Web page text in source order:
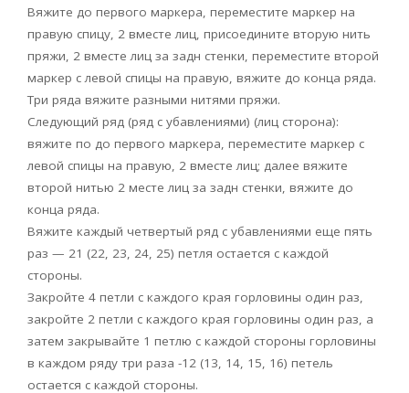
Вяжите до первого маркера, переместите маркер на
правую спицу, 2 вместе лиц, присоедините вторую нить
пряжи, 2 вместе лиц за задн стенки, переместите второй
маркер с левой спицы на правую, вяжите до конца ряда.
Три ряда вяжите разными нитями пряжи.
Следующий ряд (ряд с убавлениями) (лиц сторона):
вяжите по до первого маркера, переместите маркер с
левой спицы на правую, 2 вместе лиц; далее вяжите
второй нитью 2 месте лиц за задн стенки, вяжите до
конца ряда.
Вяжите каждый четвертый ряд с убавлениями еще пять
раз — 21 (22, 23, 24, 25) петля остается с каждой
стороны.
Закройте 4 петли с каждого края горловины один раз,
закройте 2 петли с каждого края горловины один раз, а
затем закрывайте 1 петлю с каждой стороны горловины
в каждом ряду три раза -12 (13, 14, 15, 16) петель
остается с каждой стороны.